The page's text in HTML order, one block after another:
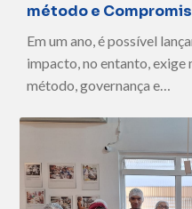
método e
Em um ano, é possível
impacto, no entanto, exige
método, governança e…